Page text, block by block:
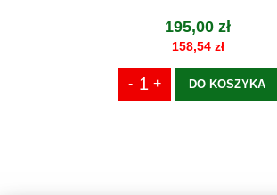
195,00 zł
158,54 zł
DO KOSZYKA